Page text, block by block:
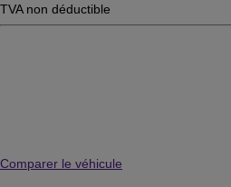
TVA non déductible
Comparer le véhicule